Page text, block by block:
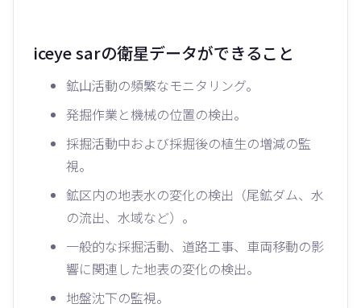
iceye sarの衛星データができること
鉱山活動の頻繁なモニタリング。
発掘作業と機械の位置の検出。
採掘活動中および採掘後の植生の増減の監
視。
鉱区内の地表水の変化の検出（尾鉱ダム、水
の流出、水域など）。
一般的な採掘活動、道路工事、車両移動の影
響に関連した地表の変化の検出。
地盤沈下の監視。